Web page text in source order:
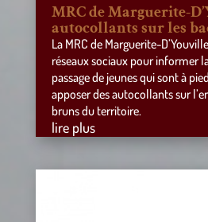
MRC de Marguerite-
autocollants sur les
La MRC de Marguerite-
réseaux sociaux pour informer
passage de jeunes qui sont à
apposer des autocollants sur
bruns du territoire.
lire plus